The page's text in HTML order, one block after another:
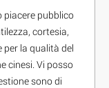
pubblico
cortesia,
la qualità del
cinesi. Vi posso
sono di